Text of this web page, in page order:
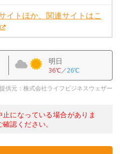
イトほか、関連サイトはこ
明日
36℃／26℃
供元：株式会社ライフビジネスウェザー
になっている場合がありま
認ください。